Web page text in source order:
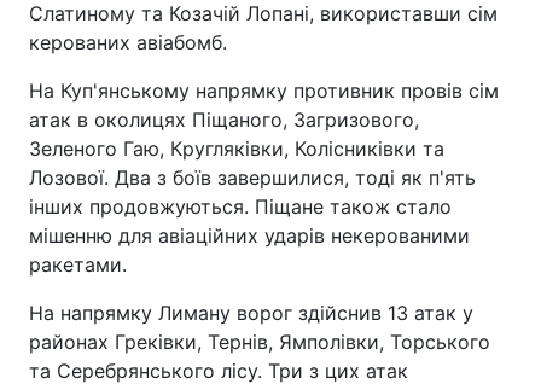
Слатиному та Козачій Лопані, використавши сім
керованих авіабомб.
На Куп'янському напрямку противник провів сім
атак в околицях Піщаного, Загризового,
Зеленого Гаю, Кругляківки, Колісниківки та
Лозової. Два з боїв завершилися, тоді як п'ять
інших продовжуються. Піщане також стало
мішенню для авіаційних ударів некерованими
ракетами.
На напрямку Лиману ворог здійснив 13 атак у
районах Греківки, Тернів, Ямполівки, Торського
та Серебрянського лісу. Три з цих атак